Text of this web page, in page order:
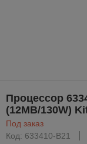
Процессор
(12MB/130W)
Под заказ
Код: 633410-B21